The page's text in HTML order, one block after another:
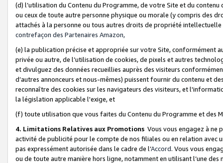
(d) l’utilisation du Contenu du Programme, de votre Site et du
ou ceux de toute autre personne physique ou morale (y compris des
attachés à la personne ou tous autres droits de propriété
contrefaçon des Partenaires Amazon,
(e) la publication précise et appropriée sur votre Site, conformément
privée ou autre, de l’utilisation de cookies, de pixels et autres
et divulguez des données recueillies auprès des visiteurs
d’autres annonceurs et nous-mêmes) puissent fournir du contenu et
reconnaître des cookies sur les navigateurs des visiteurs, et
la législation applicable l'exige, et
(f) toute utilisation que vous faites du Contenu du Programme et des
4. Limitations Relatives aux Promotions Vous vous engagez à ne
activité de publicité pour le compte de nos filiales ou en relation avec
pas expressément autorisée dans le cadre de l’Accord. Vous vous
ou de toute autre manière hors ligne, notamment en utilisant l’une